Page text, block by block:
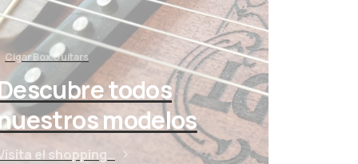
Cigar Box Guitars
todos
modelos
el shopping…